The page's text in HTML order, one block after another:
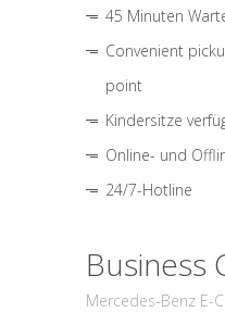
45 Minuten
Convenient
point
Kindersitze
Online- und
24/7-Hotline
Business
Mercedes-Benz E-